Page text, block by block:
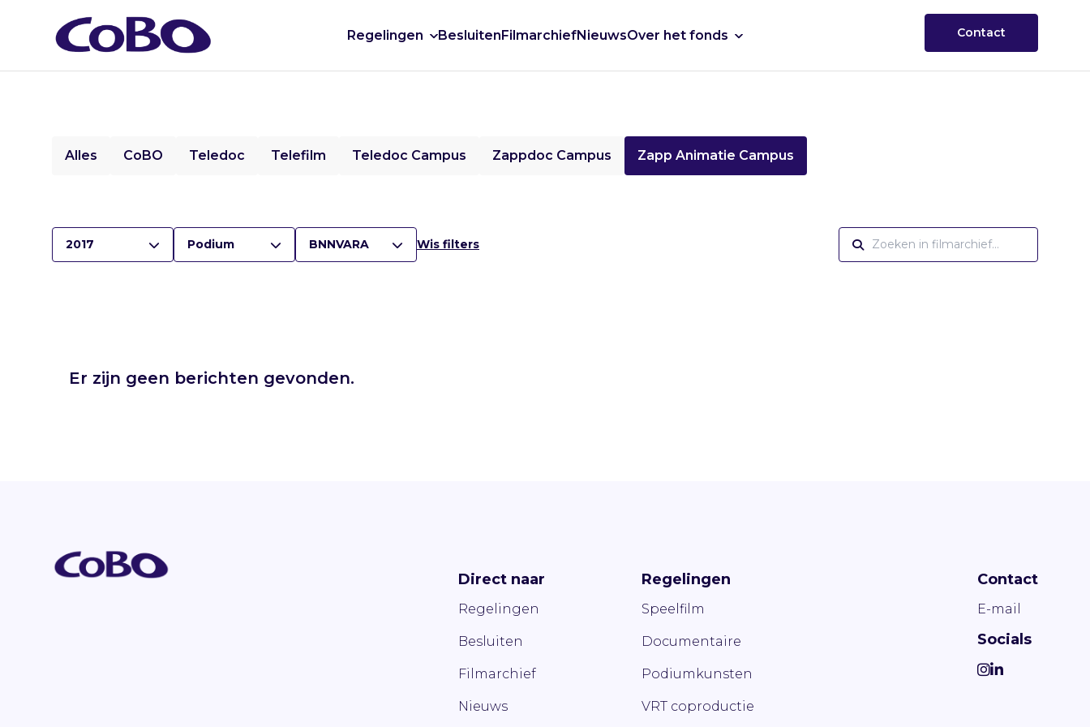
Regelingen BesluitenFilmarchiefNieuwsOver het fonds Contact
Alles CoBO Teledoc Telefilm Teledoc Campus Zappdoc Campus Zapp Animatie Campus
2017 Podium BNNVARA Wis filters
Er zijn geen berichten gevonden.
Direct naar
Regelingen
Besluiten
Filmarchief
Nieuws
Regelingen
Speelfilm
Documentaire
Podiumkunsten
VRT coproductie
Contact
E-mail
Socials